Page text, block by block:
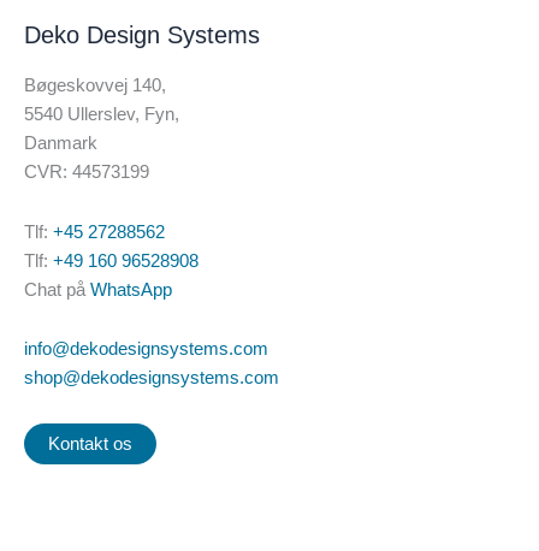
Deko Design Systems
Bøgeskovvej 140,
5540 Ullerslev, Fyn,
Danmark
CVR: 44573199
Tlf: +45 27288562
Tlf: +49 160 96528908
Chat på WhatsApp
info@dekodesignsystems.com
shop@dekodesignsystems.com
Kontakt os